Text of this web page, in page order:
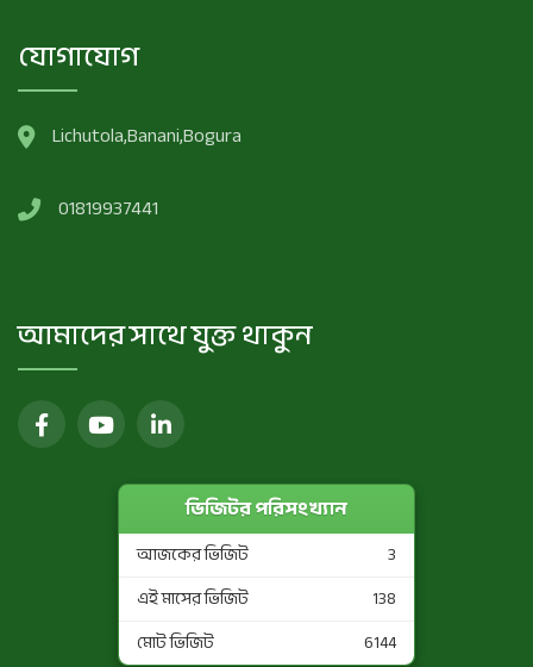
যোগাযোগ
Lichutola,Banani,Bogura
01819937441
আমাদের সাথে যুক্ত থাকুন
ভিজিটর পরিসংখ্যান
আজকের ভিজিট
3
এই মাসের ভিজিট
138
মোট ভিজিট
6144